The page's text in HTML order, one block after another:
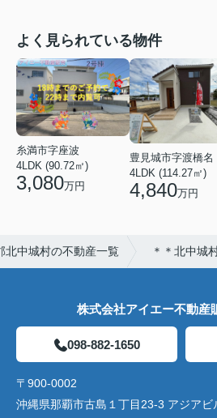
よく見られている物件
糸満市字座波
4LDK (90.72㎡)
3,080万円
豊見城市字渡橋名
4LDK (114.27㎡)
4,840万円
北中城村の不動産一覧 ＊＊北中城
株式会社アイエー不動産
098-882-1650
〒900-0002
沖縄県那覇市古島１丁目23-3 アジアビ